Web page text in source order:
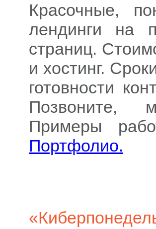
Красочные,
лендинги на
страниц.
и хостинг.
готовности
Позвоните,
Примеры
Портфолио.